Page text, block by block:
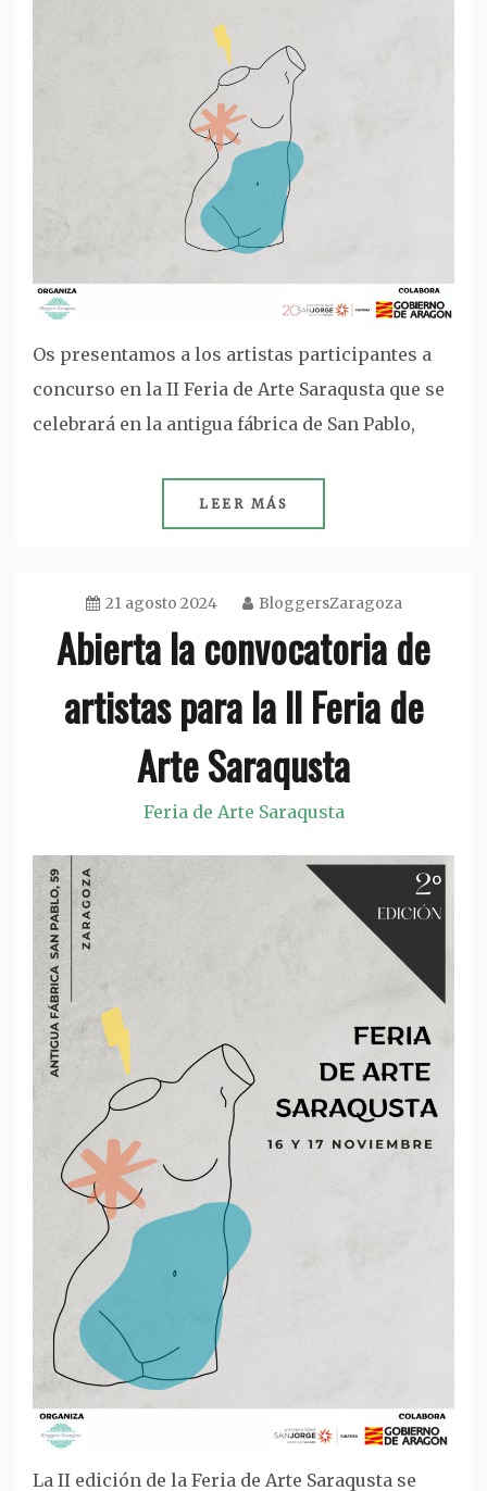
Os presentamos a los artistas participantes a
concurso en la II Feria de Arte Saraqusta que se
celebrará en la antigua fábrica de San Pablo,
LEER MÁS
21 agosto 2024 BloggersZaragoza
Abierta la convocatoria de
artistas para la II Feria de
Arte Saraqusta
Feria de Arte Saraqusta
La II edición de la Feria de Arte Saraqusta se